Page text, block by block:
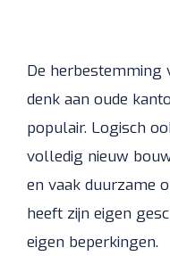
De herbestemming
denk aan oude
populair. Logisch
volledig nieuw
en vaak duurzame
heeft zijn eigen
eigen beperkingen.